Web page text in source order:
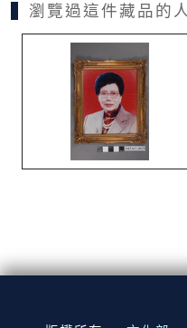
瀏覽過這件藏品的